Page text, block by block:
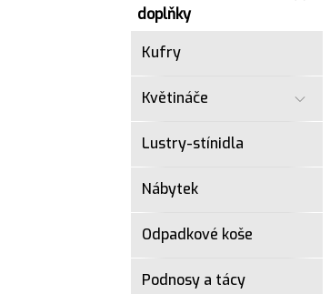
doplňky
Kufry
Květináče
Lustry-stínidla
Nábytek
Odpadkové koše
Podnosy a tácy